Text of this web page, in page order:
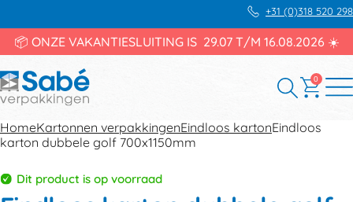
+31 (0)318 520 298
📦 ONZE VAKANTIESLUITING IS 29.07 T/M 16.08.2026 ☀️
0
HomeKartonnen verpakkingenEindloos kartonEindloos
karton dubbele golf 700x1150mm
Dit product is op voorraad